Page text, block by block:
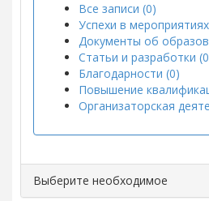
Все записи (0)
Успехи в
Документы об
Статьи и разработки
Благодарности (0)
Повышение
Организаторская
Выберите необходимое